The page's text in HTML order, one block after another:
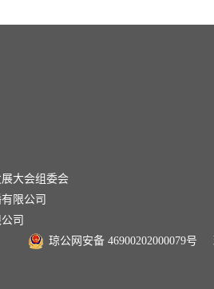
大会组委会
限公司
司
琼公网安备 46900202000079号